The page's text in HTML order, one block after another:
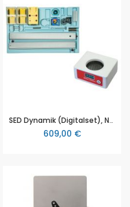
SED Dynamik (Digitalset), NTL (P9912-DY)
609,00 €